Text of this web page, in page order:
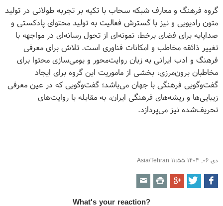
گروه فرهنگ و معارف شبکه سحاب با تکیه بر تجربه طولانی در تولید
متون رادیویی و نیز با گسترش فعالیت به تولید محتوای پادکستی و
صداپایه برای فضای برخط، نمونه‌ای از تحول رسانه‌ای در مواجهه با
تغییر ذائقه مخاطب و امکانات فناوری است. تلاش برای معرفی
فرهنگ و ادب ایرانی به زبان روایت‌محور و بومی‌سازی محتوا برای
مخاطبان برون‌مرزی، بخشی از ماموریت این گروه برای ایجاد
گفت‌وگویی فرهنگی با جهان می‌باشد؛ گفت‌وگویی که در عین معرفی
زیبایی‌ها و ریشه‌های فرهنگی ایران، به مقابله با روایت‌های
تحریف‌شده نیز می‌پردازد.
دی ۰۶, ۱۴۰۴ ۱۱:۵۵ Asia/Tehran